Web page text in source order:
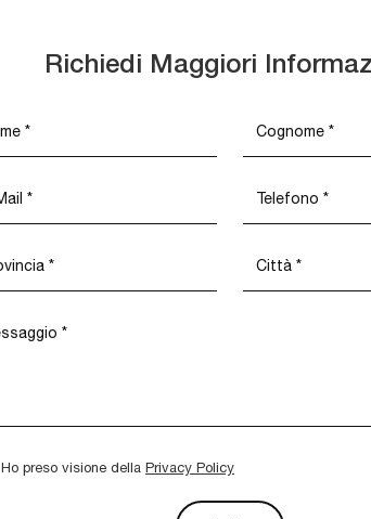
Richiedi Maggiori
Ho preso visione della Privacy Policy